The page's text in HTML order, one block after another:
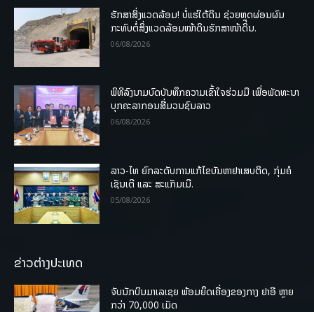
ຮັກສາສິ່ງແວດລ້ອມ! ບໍ່ແຮ່ໃຕ້ດິນ ຊ່ວຍຫຼຸດຜ່ອນຜົນ
ກະທົບຕໍ່ສິ່ງແວດລ້ອມໜ້າດິນຮັກສາໜ້າດິນ.
06/08/2026
ພິທີລົງນາມບົດບັນທຶກຄວາມເຂົ້າໃຈຮ່ວມມື ເພື່ອພັດທະນາ
ບຸກຄະລາກອນສື່ມວນຊົນລາວ
06/08/2026
ລາວ-ໄທ ຍົກລະດັບການແກ້ໄຂບັນຫາຢາເສບຕິດ, ກຸ່ມຄໍ
ເຊັນເຕີ ແລະ ສະແກັມເມີ.
05/08/2026
ຂ່າວຕ່າງປະເທດ
ຈັບນັກບິນມາເລເຊຍ ພ້ອມຍຶດເຄື່ອງຂອງກາງ ຢາອີ ຫຼາຍ
ກວ່າ 70,000 ເມັດ